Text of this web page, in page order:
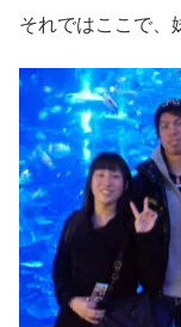
それではここで、